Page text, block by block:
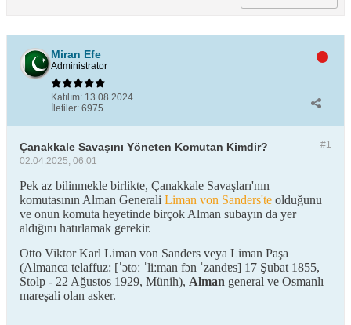
Miran Efe
Administrator
Katılım: 13.08.2024
İletiler: 6975
#1
Çanakkale Savaşını Yöneten Komutan Kimdir?
02.04.2025, 06:01
Pek az bilinmekle birlikte, Çanakkale Savaşları'nın
komutasının Alman Generali Liman von Sanders'te olduğunu
ve onun komuta heyetinde birçok Alman subayın da yer
aldığını hatırlamak gerekir.
Otto Viktor Karl Liman von Sanders veya Liman Paşa
(Almanca telaffuz: [ˈɔtoː ˈliːman fɔn ˈzandɐs] 17 Şubat 1855,
Stolp - 22 Ağustos 1929, Münih), Alman general ve Osmanlı
mareşali olan asker.